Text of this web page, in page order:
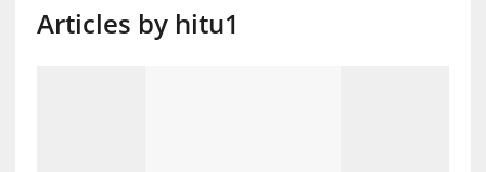
Articles by hitu1